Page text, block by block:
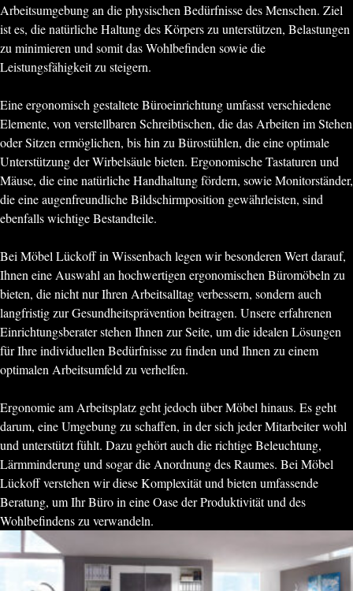
Arbeitsumgebung an die physischen Bedürfnisse des Menschen. Ziel
ist es, die natürliche Haltung des Körpers zu unterstützen, Belastungen
zu minimieren und somit das Wohlbefinden sowie die
Leistungsfähigkeit zu steigern.
Eine ergonomisch gestaltete Büroeinrichtung umfasst verschiedene
Elemente, von verstellbaren Schreibtischen, die das Arbeiten im Stehen
oder Sitzen ermöglichen, bis hin zu Bürostühlen, die eine optimale
Unterstützung der Wirbelsäule bieten. Ergonomische Tastaturen und
Mäuse, die eine natürliche Handhaltung fördern, sowie Monitorständer,
die eine augenfreundliche Bildschirmposition gewährleisten, sind
ebenfalls wichtige Bestandteile.
Bei Möbel Lückoff in Wissenbach legen wir besonderen Wert darauf,
Ihnen eine Auswahl an hochwertigen ergonomischen Büromöbeln zu
bieten, die nicht nur Ihren Arbeitsalltag verbessern, sondern auch
langfristig zur Gesundheitsprävention beitragen. Unsere erfahrenen
Einrichtungsberater stehen Ihnen zur Seite, um die idealen Lösungen
für Ihre individuellen Bedürfnisse zu finden und Ihnen zu einem
optimalen Arbeitsumfeld zu verhelfen.
Ergonomie am Arbeitsplatz geht jedoch über Möbel hinaus. Es geht
darum, eine Umgebung zu schaffen, in der sich jeder Mitarbeiter wohl
und unterstützt fühlt. Dazu gehört auch die richtige Beleuchtung,
Lärmminderung und sogar die Anordnung des Raumes. Bei Möbel
Lückoff verstehen wir diese Komplexität und bieten umfassende
Beratung, um Ihr Büro in eine Oase der Produktivität und des
Wohlbefindens zu verwandeln.